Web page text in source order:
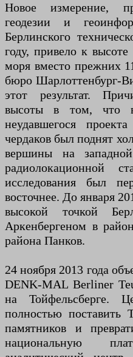
Новое измерение,
геодезии и
Берлинского
году, привело к
моря вместо прежних
бюро Шарлоттенбург-
этот результат.
высоты в том, что
неудавшегося
чердаков был поднят
вершины на
радиолокационной
исследования был
восточнее. До января
высокой точкой
Аркенбергеном в
района Панков.
24 ноября 2013 года
DENK-MAL Berliner
на Тойфельсберге.
полностью поставить
памятников и
национальную